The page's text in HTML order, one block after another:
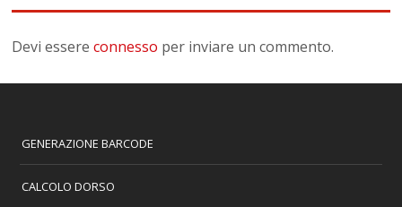
Devi essereconnesso per inviare un commento.
GENERAZIONE BARCODE
CALCOLO DORSO